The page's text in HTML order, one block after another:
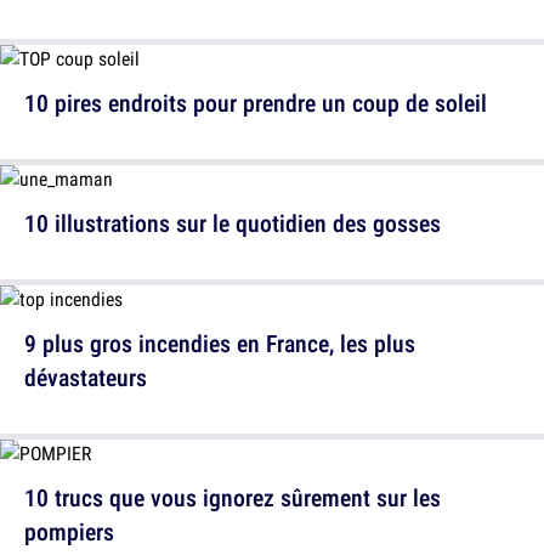
10 illustrations sur le quotidien des gosses
10 trucs que vous ignorez sûrement sur les
pompiers
10 pires endroits pour prendre un coup de soleil
9 plus gros incendies en France, les plus
dévastateurs